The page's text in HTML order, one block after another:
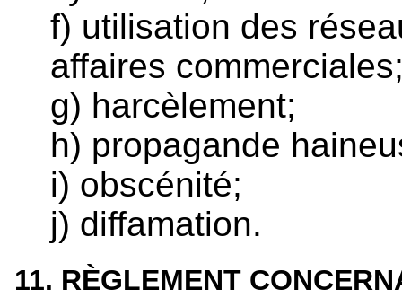
f) utilisation des
affaires
g) harcèlement;
h) propagande
i) obscénité;
j) diffamation.
11. RÈGLEMENT